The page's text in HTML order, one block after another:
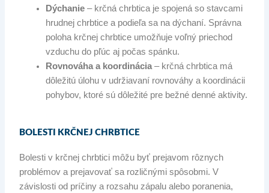
Dýchanie – krčná chrbtica je spojená so stavcami
hrudnej chrbtice a podieľa sa na dýchaní. Správna
poloha krčnej chrbtice umožňuje voľný priechod
vzduchu do pľúc aj počas spánku.
Rovnováha a koordinácia– krčná chrbtica má
dôležitú úlohu v udržiavaní rovnováhy a koordinácii
pohybov, ktoré sú dôležité pre bežné denné aktivity.
BOLESTI KRČNEJ CHRBTICE
Bolesti v krčnej chrbtici môžu byť prejavom rôznych
problémov a prejavovať sa rozličnými spôsobmi. V
závislosti od príčiny a rozsahu zápalu alebo poranenia,